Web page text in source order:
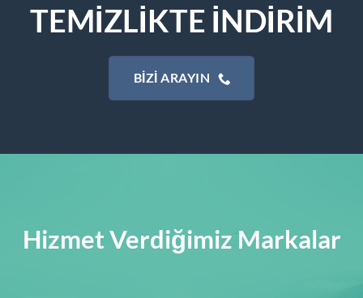
TEMİZLİKTE İNDİRİM
BIZI ARAYIN
Hizmet Verdiğimiz Markalar